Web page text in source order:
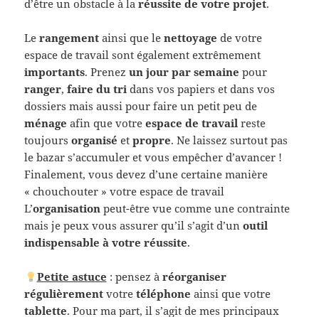
d’être un obstacle à laréussite de votre projet.
Lerangement ainsi que lenettoyage de votre
espace de travail sont également extrêmement
importants. Prenezun jour par semaine pour
ranger,faire du tri dans vos papiers et dans vos
dossiers mais aussi pour faire un petit peu de
ménage afin que votreespace de travail reste
toujoursorganisé etpropre. Ne laissez surtout pas
le bazar s’accumuler et vous empêcher d’avancer !
Finalement, vous devez d’une certaine manière
« chouchouter » votre espace de travail
L’organisation peut-être vue comme une contrainte
mais je peux vous assurer qu’il s’agit d’unoutil
indispensable à votre réussite.
Petite astuce : pensez à réorganiser
régulièrement votretéléphone ainsi que votre
tablette. Pour ma part, il s’agit de mes principaux